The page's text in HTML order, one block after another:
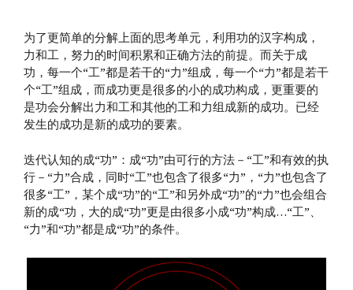
为了更简单的分解上面的思考单元，利用功的汉字构成，
力和工，努力的时间积累和正确方法的前提。而关于成
功，每一个“工”都是若干的“力”组成，每一个“力”都是若干
个“工”组成，而成功更是很多的小的成功构成，更重要的
是功会分解出力和工和其他的工和力组成新的成功。已经
发生的成功是新的成功的要素。
迭代认知的成“功”：成“功”由可行的方法－“工”和有效的执
行－“力”合成，同时“工”也包含了很多“力”，“力”也包含了
很多“工”，某个成“功”的“工”和另外成“功”的“力”也会组合
新的成“功，大的成“功”更是由很多小成“功”构成…“工”、
“力”和“功”都是成“功”的条件。